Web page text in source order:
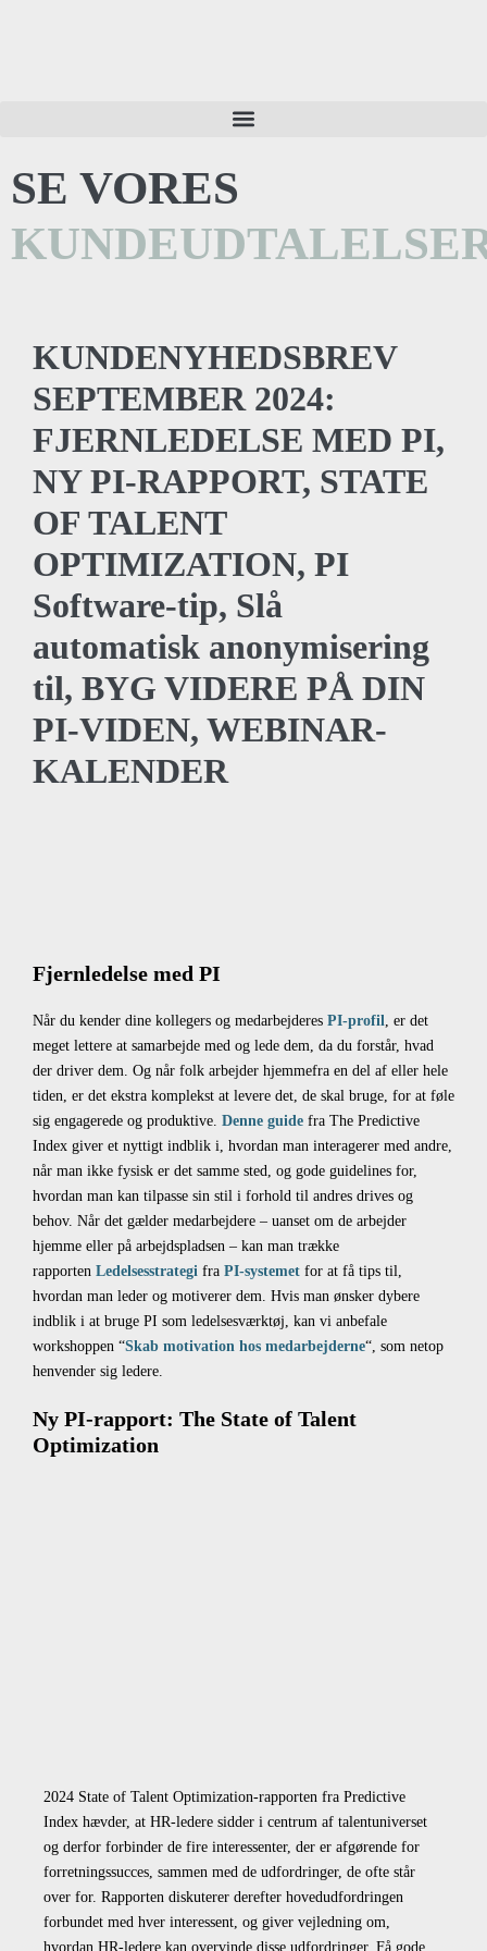
SE VORES
KUNDENYHEDSBREV
SEPTEMBER 2024:
FJERNLEDELSE MED PI,
NY PI-RAPPORT, STATE
OF TALENT
OPTIMIZATION, PI
Software-tip, Slå
automatisk anonymisering
til, BYG VIDERE PÅ DIN
PI-VIDEN, WEBINAR-
KALENDER
Fjernledelse med PI
Når du kender dine kollegers og medarbejderes PI-profil, er det
meget lettere at samarbejde med og lede dem, da du forstår, hvad
der driver dem. Og når folk arbejder hjemmefra en del af eller hele
tiden, er det ekstra komplekst at levere det, de skal bruge, for at føle
sig engagerede og produktive. Denne guide fra The Predictive
Index giver et nyttigt indblik i, hvordan man interagerer med andre,
når man ikke fysisk er det samme sted, og gode guidelines for,
hvordan man kan tilpasse sin stil i forhold til andres drives og
behov. Når det gælder medarbejdere – uanset om de arbejder
hjemme eller på arbejdspladsen – kan man trække
rapporten Ledelsesstrategi fra PI-systemet for at få tips til,
hvordan man leder og motiverer dem. Hvis man ønsker dybere
indblik i at bruge PI som ledelsesværktøj, kan vi anbefale
workshoppen “Skab motivation hos medarbejderne“, som netop
henvender sig ledere.
Ny PI-rapport: The State of Talent
Optimization
2024 State of Talent Optimization-rapporten fra Predictive
Index hævder, at HR-ledere sidder i centrum af talentuniverset
og derfor forbinder de fire interessenter, der er afgørende for
forretningssucces, sammen med de udfordringer, de ofte står
over for. Rapporten diskuterer derefter hovedudfordringen
forbundet med hver interessent, og giver vejledning om,
hvordan HR-ledere kan overvinde disse udfordringer. Få gode